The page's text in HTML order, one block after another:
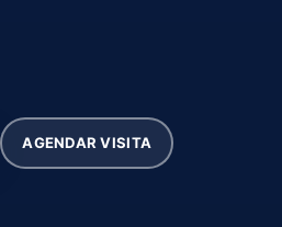
AGENDAR VISITA